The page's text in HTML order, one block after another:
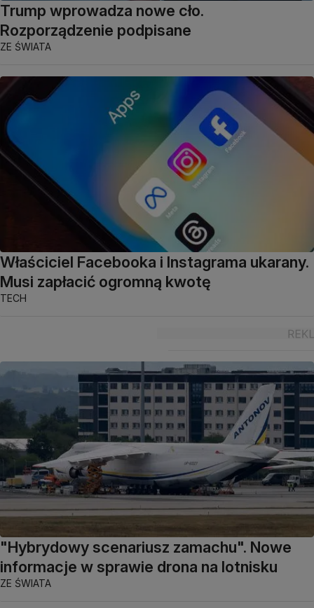
Trump wprowadza nowe cło.
Rozporządzenie podpisane
ZE ŚWIATA
Właściciel Facebooka i Instagrama ukarany.
Musi zapłacić ogromną kwotę
TECH
"Hybrydowy scenariusz zamachu". Nowe
informacje w sprawie drona na lotnisku
ZE ŚWIATA